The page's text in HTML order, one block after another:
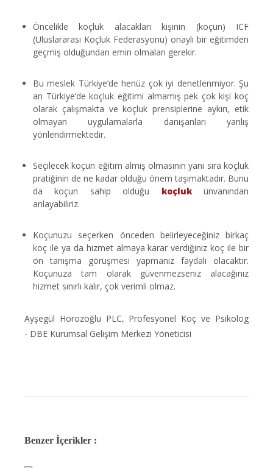
Öncelikle koçluk alacakları kişinin (koçun) ICF
(Uluslararası Koçluk Federasyonu) onaylı bir eğitimden
geçmiş olduğundan emin olmaları gerekir.
Bu meslek Türkiye’de henüz çok iyi denetlenmiyor. Şu
an Türkiye’de koçluk eğitimi almamış pek çok kişi koç
olarak çalışmakta ve koçluk prensiplerine aykırı, etik
olmayan uygulamalarla danışanları yanlış
yönlendirmektedir.
Seçilecek koçun eğitim almış olmasının yanı sıra koçluk
pratiğinin de ne kadar olduğu önem taşımaktadır. Bunu
da koçun sahip olduğu koçlukünvanından
anlayabiliriz.
Koçunuzu seçerken önceden belirleyeceğiniz birkaç
koç ile ya da hizmet almaya karar verdiğiniz koç ile bir
ön tanışma görüşmesi yapmanız faydalı olacaktır.
Koçunuza tam olarak güvenmezseniz alacağınız
hizmet sınırlı kalır, çok verimli olmaz.
Ayşegül Horozoğlu PLC, Profesyonel Koç ve Psikolog
- DBE Kurumsal Gelişim Merkezi Yöneticisi
Benzer İçerikler :